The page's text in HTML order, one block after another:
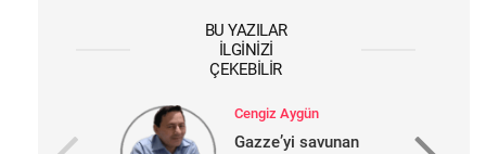
BU YAZILAR
İLGINIZI
ÇEKEBILIR
Cengiz Aygün
Gazze’yi savunan